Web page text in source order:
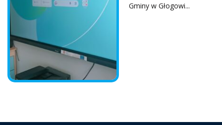
Gminy w Głogowi...